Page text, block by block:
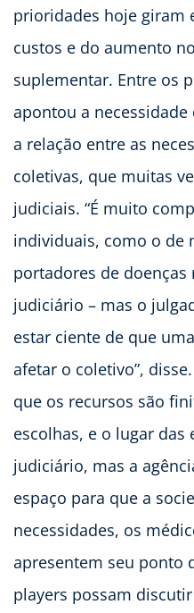
prioridades hoje giram
custos e do aumento
suplementar. Entre os
apontou a
a relação entre as
coletivas, que muitas
judiciais. “É muito
individuais, como o de
portadores de
judiciário – mas o
estar ciente de que
afetar o coletivo”,
que os recursos são
escolhas, e o lugar das
judiciário, mas a
espaço para que a
necessidades, os
apresentem seu ponto
players possam